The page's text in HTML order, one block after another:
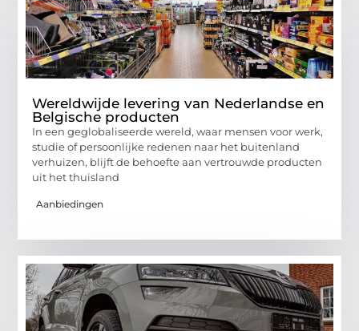
Wereldwijde levering van Nederlandse en
Belgische producten
In een geglobaliseerde wereld, waar mensen voor werk,
studie of persoonlijke redenen naar het buitenland
verhuizen, blijft de behoefte aan vertrouwde producten
uit het thuisland
Aanbiedingen